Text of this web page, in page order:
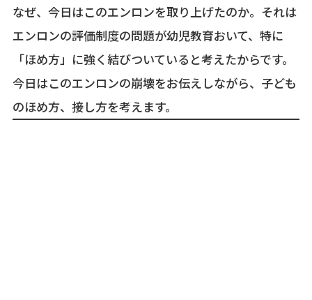
なぜ、今日はこのエンロンを取り上げたのか。それは
エンロンの評価制度の問題が幼児教育おいて、特に
「ほめ方」に強く結びついていると考えたからです。
今日はこのエンロンの崩壊をお伝えしながら、子ども
のほめ方、接し方を考えます。